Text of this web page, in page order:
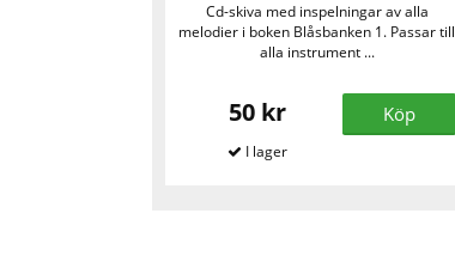
Cd-skiva med inspelningar av alla
melodier i boken Blåsbanken 1. Passar till
alla instrument ...
50 kr Köp